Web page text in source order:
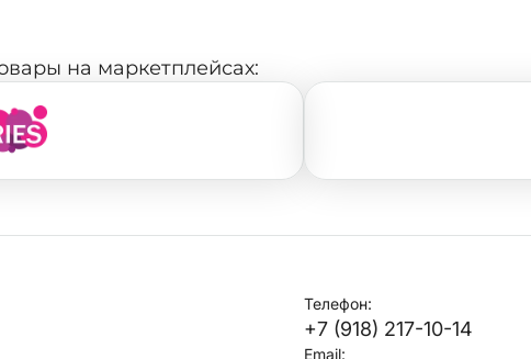
на маркетплейсах:
Телефон:
+7 (918) 217-10-14
Email: